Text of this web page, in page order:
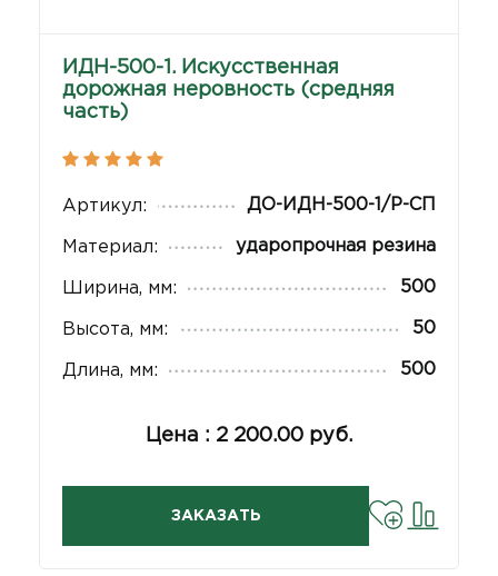
ИДН-500-1. Искусственная
дорожная неровность (средняя
часть)
Артикул: ДО-ИДН-500-1/Р-СП
Материал: ударопрочная резина
Ширина, мм: 500
Высота, мм: 50
Длина, мм: 500
Цена : 2 200.00 руб.
ЗАКАЗАТЬ